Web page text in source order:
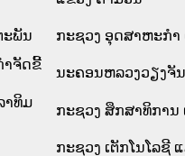
ະພັນ
ກະຊວງ ອຸດສາຫະກຳ
ຳຈັດຂີ້
ນະ​ຄອນ​ຫລວງວຽງຈັນ
າທິມ
ກະຊວງ ສຶກສາທິການ
ກະຊວງ ເຕັກໂນໂລຊີ